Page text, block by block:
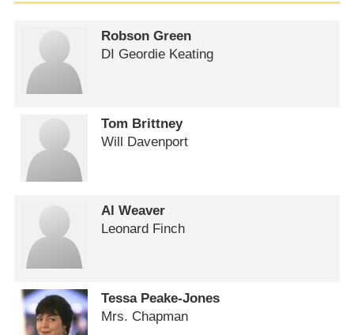
Robson Green
DI Geordie Keating
Tom Brittney
Will Davenport
Al Weaver
Leonard Finch
Tessa Peake-Jones
Mrs. Chapman